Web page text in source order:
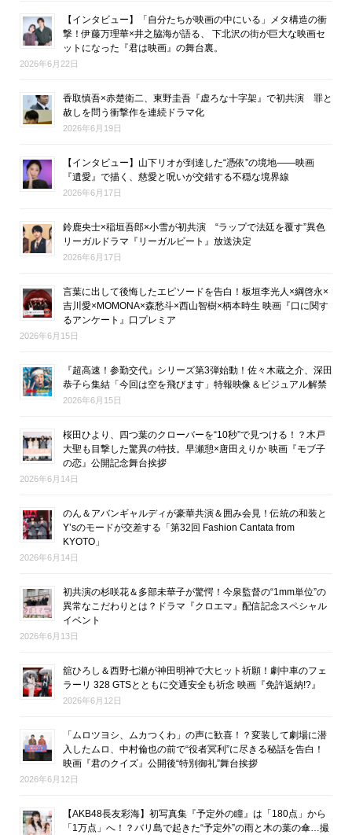
【インタビュー】「自分たちが映画の中にいる」メタ構造の衝
撃！伊藤万理華×井之脇海が語る、 下北沢の街が巨大な映画セ
ットになった『君は映画』の舞台裏。
2026年6月22日
香取慎吾×赤楚衛二、東野圭吾『虚ろな十字架』で初共演 罪と
赦しを問う衝撃作を連続ドラマ化
2026年6月19日
【インタビュー】山下リオが到達した“憑依”の境地――映画
『遺愛』で描く、慈愛と呪いが交錯する不穏な境界線
2026年6月17日
鈴鹿央士×稲垣吾郎×小雪が初共演 “ラップで法廷を覆す”異色
リーガルドラマ『リーガルビート』放送決定
2026年6月17日
言葉に出して後悔したエピソードを告白！板垣李光人×綱啓永×
吉川愛×MOMONA×森愁斗×西山智樹×柄本時生 映画『口に関す
るアンケート』口プレミア
2026年6月15日
『超高速！参勤交代』シリーズ第3弾始動！佐々木蔵之介、深田
恭子ら集結「今回は空を飛びます」特報映像＆ビジュアル解禁
2026年6月15日
桜田ひより、四つ葉のクローバーを“10秒”で見つける！？木戸
大聖も目撃した驚異の特技。早瀬憩×唐田えりか 映画『モブ子
の恋』公開記念舞台挨拶
2026年6月14日
のん＆アバンギャルディが豪華共演＆囲み会見！伝統の和装と
Y’sのモードが交差する「第32回 Fashion Cantata from
KYOTO」
2026年6月14日
初共演の杉咲花＆多部未華子が驚愕！今泉監督の“1mm単位”の
異常なこだわりとは？ドラマ『クロエマ』配信記念スペシャル
イベント
2026年6月13日
舘ひろし＆西野七瀬が神田明神で大ヒット祈願！劇中車のフェ
ラーリ 328 GTSとともに交通安全も祈念 映画『免許返納!?』
2026年6月12日
「ムロツヨシ、ムカつくわ」の声に歓喜！？変装して劇場に潜
入したムロ、中村倫也の前で“役者冥利”に尽きる秘話を告白！
映画『君のクイズ』公開後“特別御礼”舞台挨拶
2026年6月12日
【AKB48長友彩海】初写真集『予定外の瞳』は「180点」から
「1万点」へ！？バリ島で起きた“予定外”の雨と木の葉の傘…撮